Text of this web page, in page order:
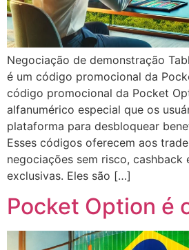
Negociação de demonstração
é um código promocional da
código promocional da Pocket
alfanumérico especial que os
plataforma para desbloquear
Esses códigos oferecem aos
negociações sem risco, cashback
exclusivas. Eles são […]
Pocket Option é